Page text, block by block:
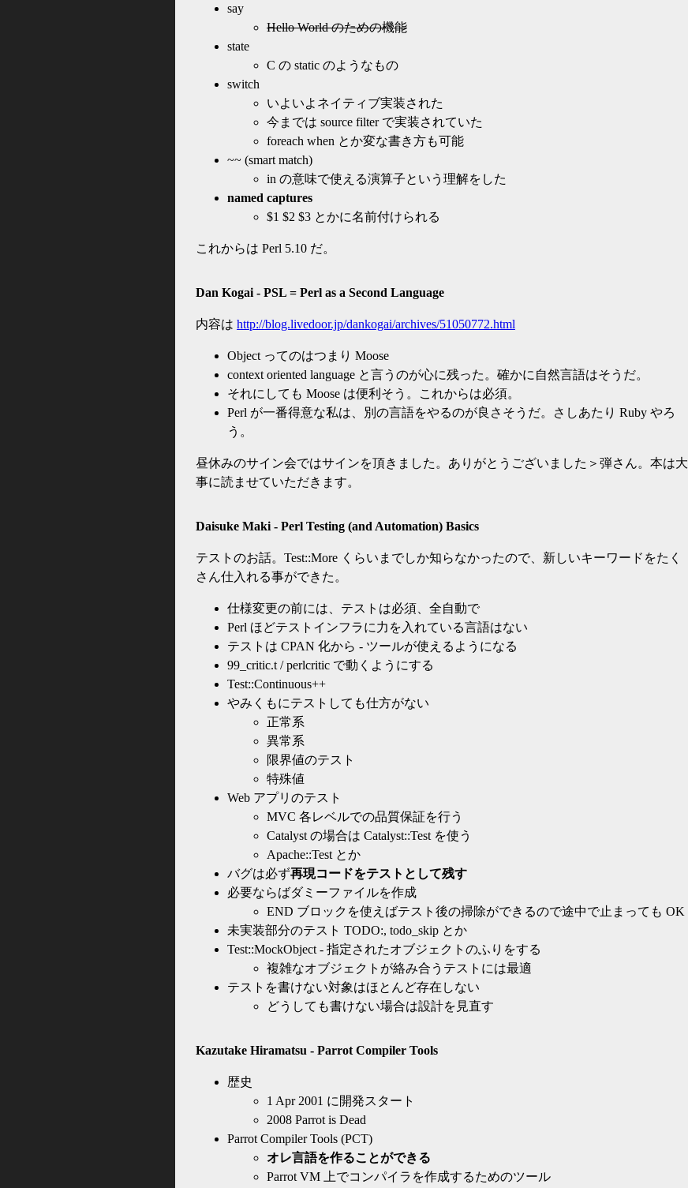
say
Hello World のための機能
state
C の static のようなもの
switch
いよいよネイティブ実装された
今までは source filter で実装されていた
foreach when とか変な書き方も可能
~~ (smart match)
in の意味で使える演算子という理解をした
named captures
$1 $2 $3 とかに名前付けられる
これからは Perl 5.10 だ。
Dan Kogai - PSL = Perl as a Second Language
内容は http://blog.livedoor.jp/dankogai/archives/51050772.html
Object ってのはつまり Moose
context oriented language と言うのが心に残った。確かに自然言語はそうだ。
それにしても Moose は便利そう。これからは必須。
Perl が一番得意な私は、別の言語をやるのが良さそうだ。さしあたり Ruby やろ
う。
昼休みのサイン会ではサインを頂きました。ありがとうございました＞弾さん。本は大
事に読ませていただきます。
Daisuke Maki - Perl Testing (and Automation) Basics
テストのお話。Test::More くらいまでしか知らなかったので、新しいキーワードをたく
さん仕入れる事ができた。
仕様変更の前には、テストは必須、全自動で
Perl ほどテストインフラに力を入れている言語はない
テストは CPAN 化から - ツールが使えるようになる
99_critic.t / perlcritic で動くようにする
Test::Continuous++
やみくもにテストしても仕方がない
正常系
異常系
限界値のテスト
特殊値
Web アプリのテスト
MVC 各レベルでの品質保証を行う
Catalyst の場合は Catalyst::Test を使う
Apache::Test とか
バグは必ず再現コードをテストとして残す
必要ならばダミーファイルを作成
END ブロックを使えばテスト後の掃除ができるので途中で止まっても OK
未実装部分のテスト TODO:, todo_skip とか
Test::MockObject - 指定されたオブジェクトのふりをする
複雑なオブジェクトが絡み合うテストには最適
テストを書けない対象はほとんど存在しない
どうしても書けない場合は設計を見直す
Kazutake Hiramatsu - Parrot Compiler Tools
歴史
1 Apr 2001 に開発スタート
2008 Parrot is Dead
Parrot Compiler Tools (PCT)
オレ言語を作ることができる
Parrot VM 上でコンパイラを作成するためのツール